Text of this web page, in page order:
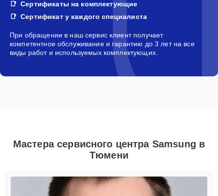
Сертификаты на комплектующие
Сертификат у каждого специалиста
При обращении в наш сервис клиент получает
компетентное обслуживание и гарантию до 3 лет на все
виды работ и используемых комплектующих.
Мастера сервисного центра Samsung в
Тюмени